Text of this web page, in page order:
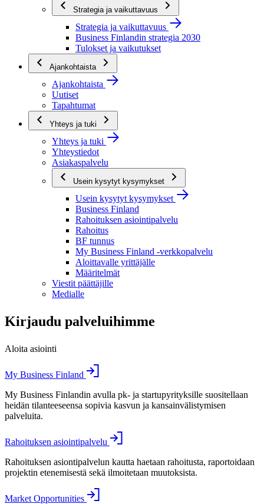
Strategia ja vaikuttavuus
Strategia ja vaikuttavuus
Business Finlandin strategia 2030
Tulokset ja vaikutukset
Ajankohtaista
Ajankohtaista
Uutiset
Tapahtumat
Yhteys ja tuki
Yhteys ja tuki
Yhteystiedot
Asiakaspalvelu
Usein kysytyt kysymykset
Usein kysytyt kysymykset
Business Finland
Rahoituksen asiointipalvelu
Rahoitus
BF tunnus
My Business Finland -verkkopalvelu
Aloittavalle yrittäjälle
Määritelmät
Viestit päättäjille
Medialle
Kirjaudu palveluihimme
Aloita asiointi
My Business Finland
My Business Finlandin avulla pk- ja startupyrityksille suositellaan
heidän tilanteeseensa sopivia kasvun ja kansainvälistymisen
palveluita.
Rahoituksen asiointipalvelu
Rahoituksen asiontipalvelun kautta haetaan rahoitusta, raportoidaan
projektin etenemisestä sekä ilmoitetaan muutoksista.
Market Opportunities